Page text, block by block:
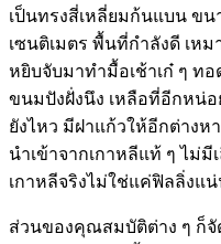
เป็นทรงสี่เหลี่ยมก้นแบน ขน
เซนติเมตร พื้นที่กำลังดี เห
หยิบจับมาทำมื้อเช้าเก๋ ๆ ทอ
ขนมปังฝั่งนึง เหลือที่อีกหน่อ
ยังไหว มีฝาแก้วให้อีกต่างห
นำเข้าจากเกาหลีแท้ ๆ ไม่มี
เกาหลีจริงไม่ใช่แค่ฟิลลิ่งแ
ส่วนของคุณสมบัติต่าง ๆ ก็จั